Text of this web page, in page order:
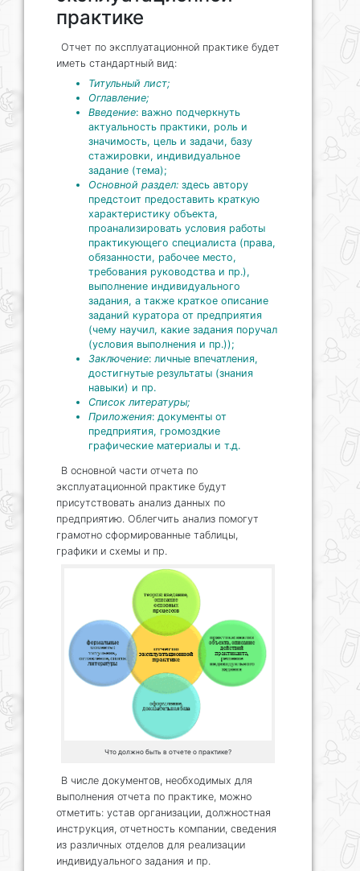
практике
Отчет по эксплуатационной практике будет
иметь стандартный вид:
Титульный лист;
Оглавление;
Введение: важно подчеркнуть
актуальность практики, роль и
значимость, цель и задачи, базу
стажировки, индивидуальное
задание (тема);
Основной раздел: здесь автору
предстоит предоставить краткую
характеристику объекта,
проанализировать условия работы
практикующего специалиста (права,
обязанности, рабочее место,
требования руководства и пр.),
выполнение индивидуального
задания, а также краткое описание
заданий куратора от предприятия
(чему научил, какие задания поручал
(условия выполнения и пр.));
Заключение: личные впечатления,
достигнутые результаты (знания
навыки) и пр.
Список литературы;
Приложения: документы от
предприятия, громоздкие
графические материалы и т.д.
В основной части отчета по
эксплуатационной практике будут
присутствовать анализ данных по
предприятию. Облегчить анализ помогут
грамотно сформированные таблицы,
графики и схемы и пр.
Что должно быть в отчете о практике?
В числе документов, необходимых для
выполнения отчета по практике, можно
отметить: устав организации, должностная
инструкция, отчетность компании, сведения
из различных отделов для реализации
индивидуального задания и пр.